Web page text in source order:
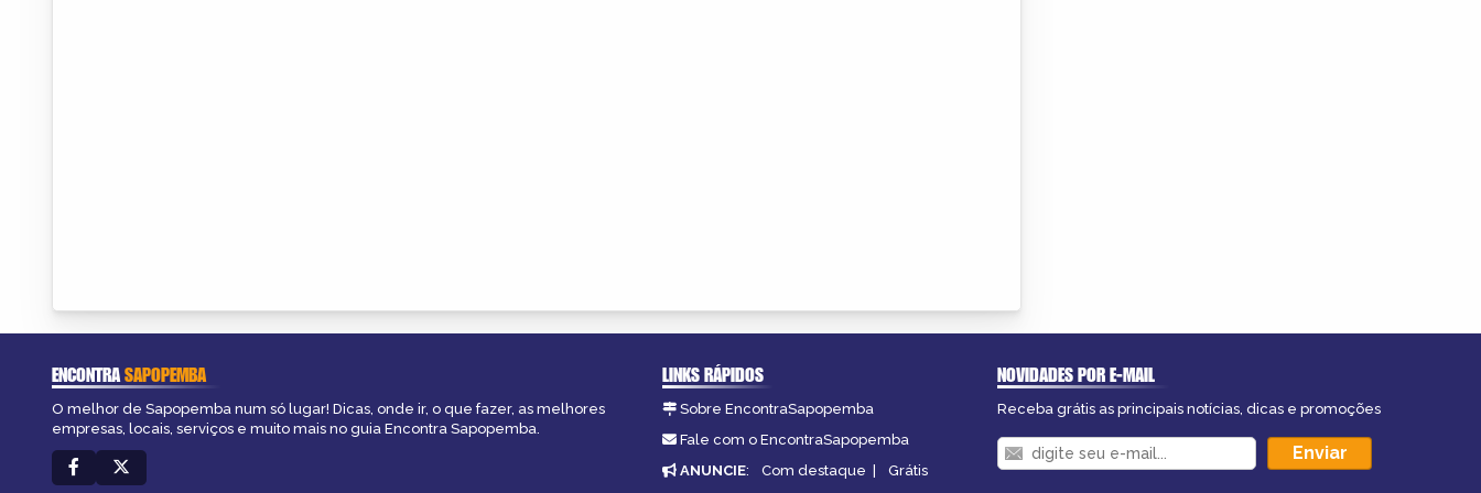
ENCONTRASAPOPEMBA
O melhor de Sapopemba num só lugar! Dicas, onde ir, o que fazer, as melhores
empresas, locais, serviços e muito mais no guia Encontra Sapopemba.
LINKS RÁPIDOS
Sobre EncontraSapopemba
Fale com o EncontraSapopemba
ANUNCIE: Com destaque | Grátis
NOVIDADES POR E-MAIL
Receba grátis as principais notícias, dicas e promoções